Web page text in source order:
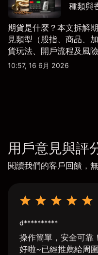
種類與
期貨是什麼？本文拆解
見類型（股指、商品、
貨玩法、開戶流程及風
10:57, 16 6月 2026
用戶意見與評
閱讀我們的客戶回饋，
d**********
操作簡單，安全可靠
好啦~已經推薦給周